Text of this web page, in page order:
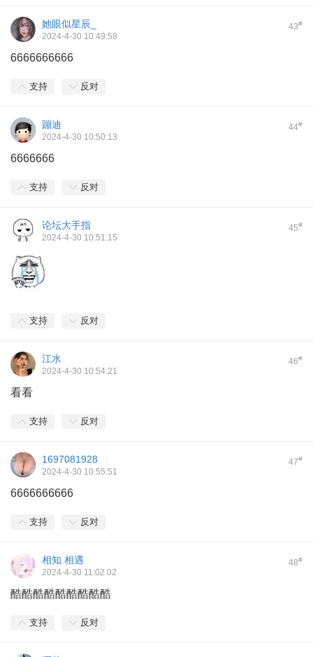
43#
她眼似星辰_
2024-4-30 10:49:58
6666666666
支持 反对
44#
蹦迪
2024-4-30 10:50:13
6666666
支持 反对
45#
论坛大手指
2024-4-30 10:51:15
支持 反对
46#
江水
2024-4-30 10:54:21
看看
支持 反对
47#
1697081928
2024-4-30 10:55:51
6666666666
支持 反对
48#
相知.相遇
2024-4-30 11:02:02
酷酷酷酷酷酷酷酷酷
支持 反对